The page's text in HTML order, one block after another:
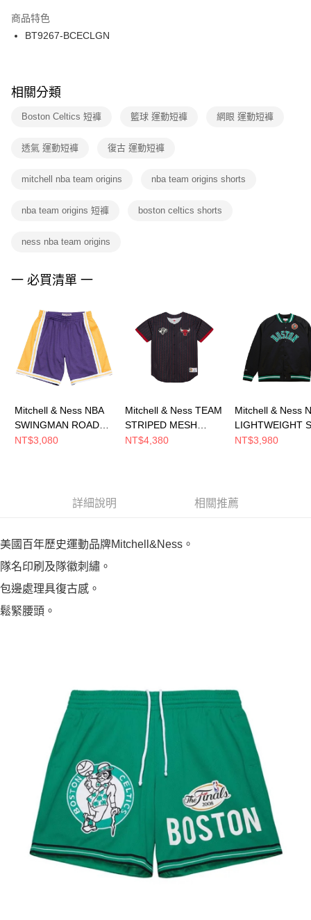
２．訂單成立數日內，您將收到繳費通知簡訊。
３．收到繳費通知簡訊後14天內，點擊此簡訊中的連結，可透過四大超商／
ATM／網路銀行／等多元方式進行付款，方視為交易完成。
※ 交易是否成功請以「AFTEE先享後付 」之結帳頁面顯示為準，若有關於
是否繳費成功／繳費後需取消欲退款等相關疑問，請聯繫「AFTEE先享後付
客戶支援中心」https://netprotections.freshdesk.com/support/home
１．透過由恩沛科技股份有限公司提供之「AFTEE先享後付」服務完成之交
權轉讓予恩沛科技股份有限公司。
３．未成年的使用者請事先徵得法定代理人或監護人之同意方可使用
任。
請求用戶進行身份認證。
５．嚴禁一人註冊多個帳號或使用他人資訊註冊。若發現惡意使用之情形，
付款後門市自取
每筆NT$100，滿NT$1,500(含以上)免運費
商品特色
BT9267-BCECLGN
相關分類
Boston Celtics 短褲 籃球 運動短褲 網眼 運動短褲
透氣 運動短褲 復古 運動短褲
mitchell nba team origins nba team origins shorts
nba team origins 短褲 boston celtics shorts
ness nba team origins
一 必買清單 一
Mitchell & Ness NBA
SWINGMAN ROAD
SHORTS LAKERS 84-
NT$3,080
Mitchell & Ness TEAM
STRIPED MESH
BASEBALL JERSEY
NT$4,380
Mitchell & Ness
LIGHTWEIGHT
JACKET
NT$3,980
詳細說明 相關推薦
美國百年歷史運動品牌Mitchell&Ness。
隊名印刷及隊徽刺繡。
包邊處理具復古感。
鬆緊腰頭。